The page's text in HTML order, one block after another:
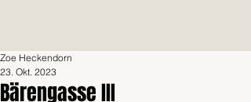
Bärengasse III
Zoe Heckendorn
23. Okt. 2023